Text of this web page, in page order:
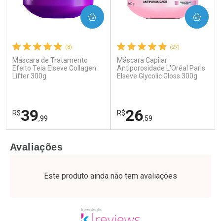
Ativar Desconto
Comprar sem Desconto
Ativar Desconto
Comprar sem Desconto
(8)
Máscara de Tratamento
Efeito Teia Elseve Collagen
Lifter 300g
R$39,99
COMPRAR
Laboratório
Por Menos
(27)
Máscara Capilar
Antiporosidade L'Oréal Paris
Elseve Glycolic Gloss 300g
R$26,59
COMPRAR
Laboratório
Por Menos
Avaliações
Este produto ainda não tem avaliações